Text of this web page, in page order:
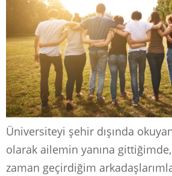
Üniversiteyi şehir dışında
olarak ailemin yanına
zaman geçirdiğim